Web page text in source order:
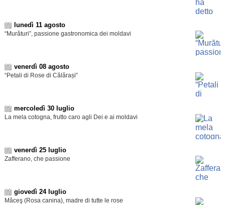
lunedì 11 agosto
“Murături”, passione gastronomica dei moldavi
venerdì 08 agosto
“Petali di Rose di Călărași”
mercoledì 30 luglio
La mela cotogna, frutto caro agli Dei e ai moldavi
venerdì 25 luglio
Zafferano, che passione
giovedì 24 luglio
Măceş (Rosa canina), madre di tutte le rose